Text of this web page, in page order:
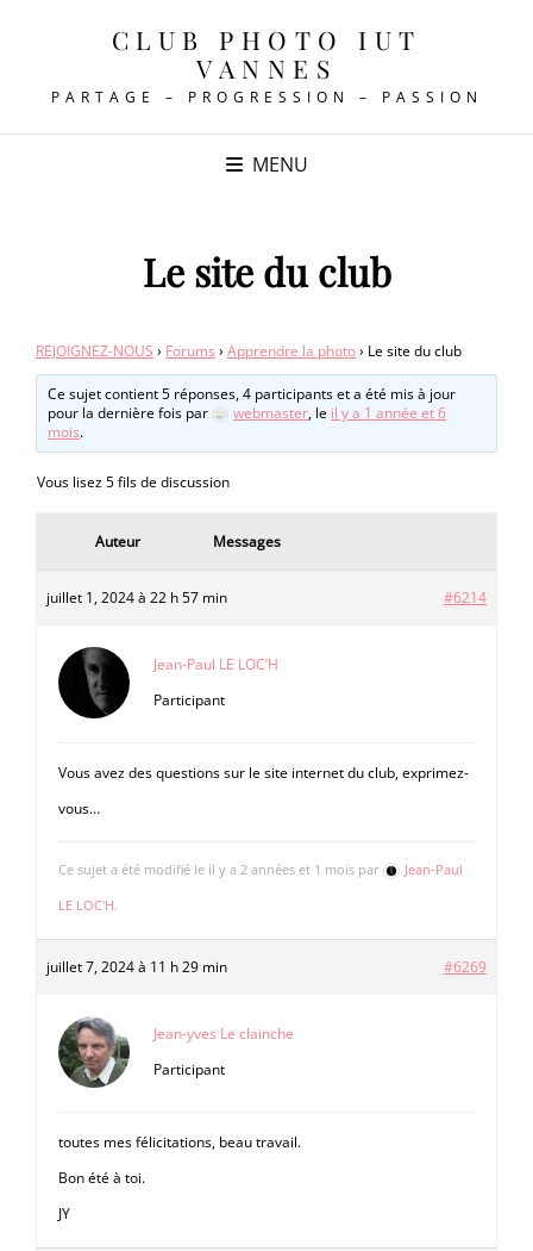
CLUB PHOTO IUT
VANNES
PARTAGE – PROGRESSION – PASSION
MENU
Le site du club
REJOIGNEZ-NOUS › Forums › Apprendre la photo› Le site du club
Ce sujet contient 5 réponses, 4 participants et a été mis à jour
pour la dernière fois par
webmaster, le il y a 1 année et 6
mois.
Vous lisez 5 fils de discussion
Auteur Messages
juillet 1, 2024 à 22 h 57 min #6214
Jean-Paul LE LOC’H
Participant
Vous avez des questions sur le site internet du club, exprimez-
vous…
Ce sujet a été modifié le il y a 2 années et 1 mois par
Jean-Paul
LE LOC'H.
juillet 7, 2024 à 11 h 29 min #6269
Jean-yves Le clainche
Participant
toutes mes félicitations, beau travail.
Bon été à toi.
JY